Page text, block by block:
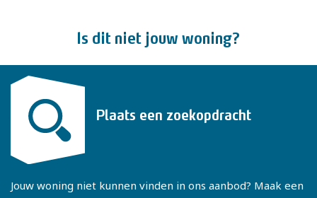
en inhoud 360 m³Is dit niet jouw woning?
Plaats een zoekopdracht
Jouw woning niet kunnen vinden in ons aanbod? Maak een